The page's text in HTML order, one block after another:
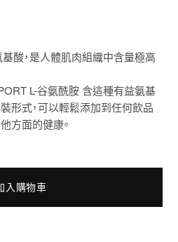
酸，是人體肌肉組織中含量極高
L-谷氨酰胺 含這種有益氨基
形式，可以輕鬆添加到任何飲品
方面的健康。
入購物車